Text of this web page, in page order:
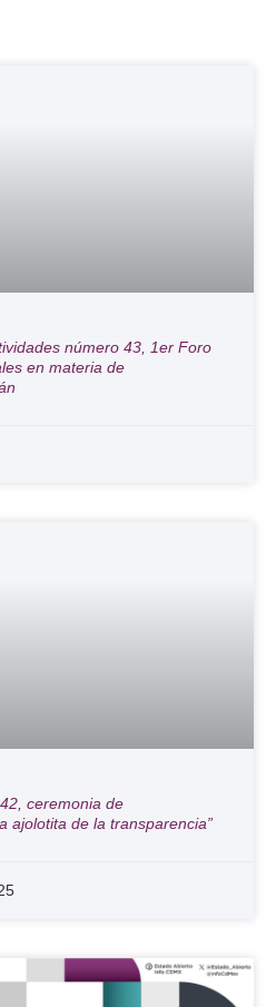
número 43, 1er Foro
en materia de
ceremonia de
ajolotita de la transparencia”